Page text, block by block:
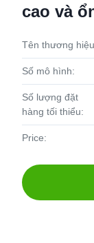
cao và
Tên thương
Số mô hình:
Số lượng đặt
hàng tối thiểu:
Price: